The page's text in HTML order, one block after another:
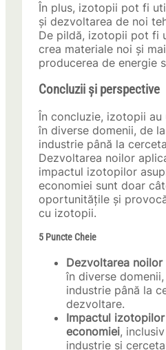
În plus, izotopii pot fi
și dezvoltarea de noi
De pildă, izotopii pot fi
crea materiale noi și
producerea de energie
Concluzii și perspective
În concluzie, izotopii
în diverse domenii, de
industrie până la
Dezvoltarea noilor
impactul izotopilor
economiei sunt doar
oportunitățile și
cu izotopii.
5 Puncte Cheie
Dezvoltarea
în diverse
industrie până la
dezvoltare.
Impactul
economiei,
industrie și